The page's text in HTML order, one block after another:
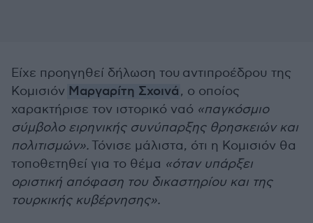
Είχε προηγηθεί δήλωση του αντιπροέδρου της
Κομισιόν Μαργαρίτη Σχοινά, ο οποίος
χαρακτήρισε τον ιστορικό ναό «παγκόσμιο
σύμβολο ειρηνικής συνύπαρξης θρησκειών και
πολιτισμών».Τόνισε μάλιστα, ότι η Κομισιόν θα
τοποθετηθεί για το θέμα «όταν υπάρξει
οριστική απόφαση του δικαστηρίου και της
τουρκικής κυβέρνησης».